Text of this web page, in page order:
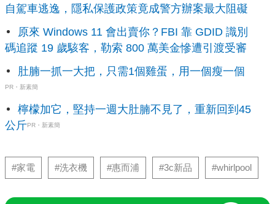
自駕車逃逸，隱私保護政策竟成警方辦案最大阻礙
原來 Windows 11 會出賣你？FBI 靠 GDID 識別
碼追蹤 19 歲駭客，勒索 800 萬美金慘遭引渡受審
肚腩一抓一大把，只需1個雞蛋，用一個瘦一個
PR・新素簡
檸檬加它，堅持一週大肚腩不見了，重新回到45
公斤PR・新素簡
#家電 #洗衣機 #惠而浦 #3c新品 #whirlpool